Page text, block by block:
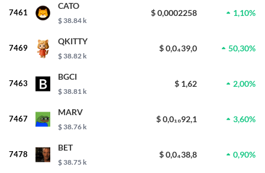
7461
CATO
$ 38.84 k
$ 0,0002258 1,10%
7469
QKITTY
$ 38.82 k
$ 0,0₄39,0 50,30%
7463
BGCI
$ 38.81 k
$ 1,62 2,00%
7467
MARV
$ 38.76 k
$ 0,0₁₀92,1 3,60%
7478
BET
$ 38.75 k
$ 0,0₄38,8 0,90%